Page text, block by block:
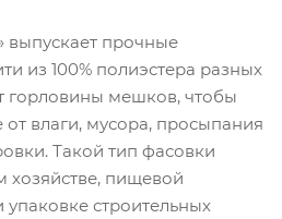
выпускает прочные
из 100% полиэстера разных
горловины мешков, чтобы
влаги, мусора, просыпания
Такой тип фасовки
хозяйстве, пищевой
строительных